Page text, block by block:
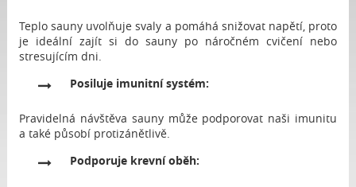
Teplo sauny uvolňuje svaly a pomáhá snižovat napětí, proto
je ideální zajít si do sauny po náročném cvičení nebo
stresujícím dni.
Posiluje imunitní systém:
Pravidelná návštěva sauny může podporovat naši imunitu
a také působí protizánětlivě.
Podporuje krevní oběh: